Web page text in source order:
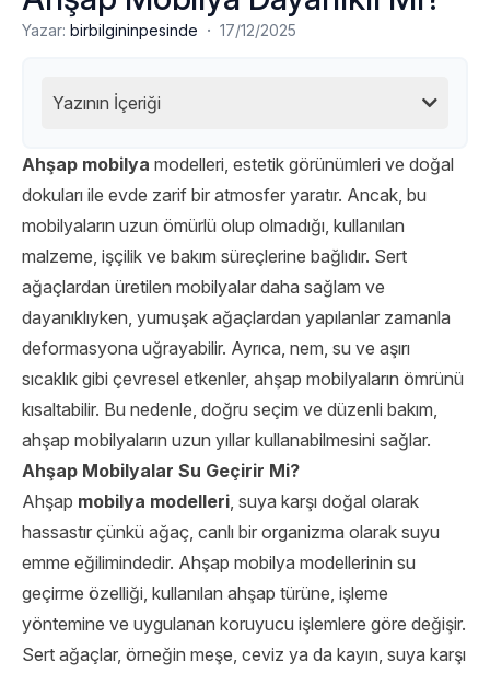
Yazar: birbilgininpesinde · 17/12/2025
Yazının İçeriği
Ahşap mobilya modelleri, estetik görünümleri ve doğal
dokuları ile evde zarif bir atmosfer yaratır. Ancak, bu
mobilyaların uzun ömürlü olup olmadığı, kullanılan
malzeme, işçilik ve bakım süreçlerine bağlıdır. Sert
ağaçlardan üretilen mobilyalar daha sağlam ve
dayanıklıyken, yumuşak ağaçlardan yapılanlar zamanla
deformasyona uğrayabilir. Ayrıca, nem, su ve aşırı
sıcaklık gibi çevresel etkenler, ahşap mobilyaların ömrünü
kısaltabilir. Bu nedenle, doğru seçim ve düzenli bakım,
ahşap mobilyaların uzun yıllar kullanabilmesini sağlar.
Ahşap Mobilyalar Su Geçirir Mi?
Ahşap mobilya modelleri, suya karşı doğal olarak
hassastır çünkü ağaç, canlı bir organizma olarak suyu
emme eğilimindedir. Ahşap mobilya modellerinin su
geçirme özelliği, kullanılan ahşap türüne, işleme
yöntemine ve uygulanan koruyucu işlemlere göre değişir.
Sert ağaçlar, örneğin meşe, ceviz ya da kayın, suya karşı